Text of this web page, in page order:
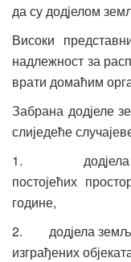
да су додјелом
Високи
надлежност за
врати домаћим
Забрана додјеле
слиједеће
1. додјела
постојећих
године,
2. додјела
изграђених